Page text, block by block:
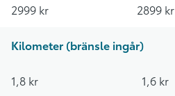
2999 kr 2899 kr
Kilometer (bränsle ingår)
1,8 kr 1,6 kr